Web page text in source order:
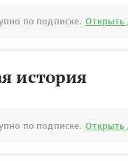
по подписке. Открыть
история
по подписке. Открыть